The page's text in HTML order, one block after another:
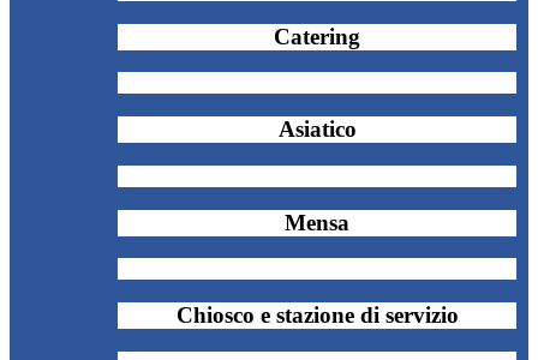
Catering
Asiatico
Mensa
Chiosco e stazione di servizio